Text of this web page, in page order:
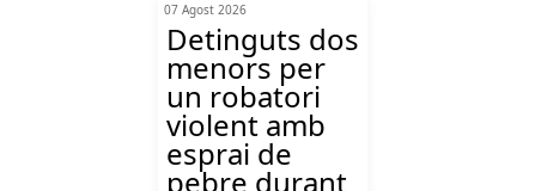
07 Agost 2026
Detinguts dos
menors per
un robatori
violent amb
esprai de
pebre durant